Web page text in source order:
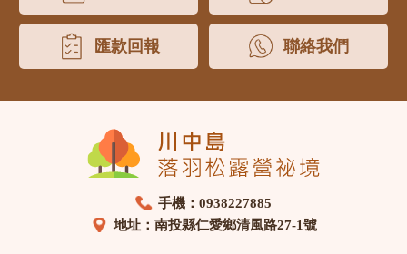
匯款回報 聯絡我們
手機：0938227885
地址：南投縣仁愛鄉清風路27-1號